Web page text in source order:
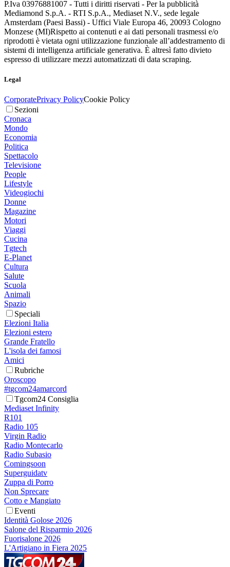
P.Iva 03976881007 - Tutti i diritti riservati - Per la pubblicità
Mediamond S.p.A. - RTI S.p.A., Mediaset N.V., sede legale
Amsterdam (Paesi Bassi) - Uffici Viale Europa 46, 20093 Cologno
Monzese (MI)Rispetto ai contenuti e ai dati personali trasmessi e/o
riprodotti è vietata ogni utilizzazione funzionale all’addestramento di
sistemi di intelligenza artificiale generativa. È altresì fatto divieto
espresso di utilizzare mezzi automatizzati di data scraping.
Legal
CorporatePrivacy PolicyCookie Policy
Sezioni
Cronaca
Mondo
Economia
Politica
Spettacolo
Televisione
People
Lifestyle
Videogiochi
Donne
Magazine
Motori
Viaggi
Cucina
Tgtech
E-Planet
Cultura
Salute
Scuola
Animali
Spazio
Speciali
Elezioni Italia
Elezioni estero
Grande Fratello
L'isola dei famosi
Amici
Rubriche
Oroscopo
#tgcom24amarcord
Tgcom24 Consiglia
Mediaset Infinity
R101
Radio 105
Virgin Radio
Radio Montecarlo
Radio Subasio
Comingsoon
Superguidatv
Zuppa di Porro
Non Sprecare
Cotto e Mangiato
Eventi
Identità Golose 2026
Salone del Risparmio 2026
Fuorisalone 2026
L'Artigiano in Fiera 2025